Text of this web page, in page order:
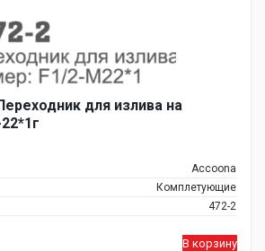
для излива на
Accoona
Комплетующие
472-2
В корзину